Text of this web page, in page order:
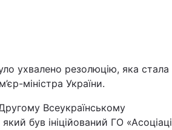
Політика
Світ
ухвалено резолюцію, яка стала
міністра України.
Всеукраїнському
був ініційований ГО